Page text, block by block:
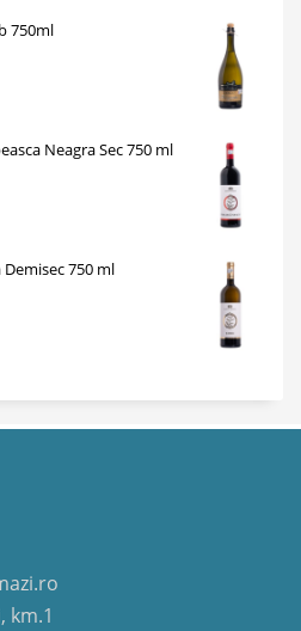
750ml
Neagra Sec 750 ml
Demisec 750 ml
km.1